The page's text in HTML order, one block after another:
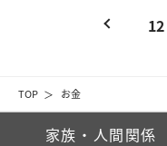
TOP お金
12
家族・人間関係